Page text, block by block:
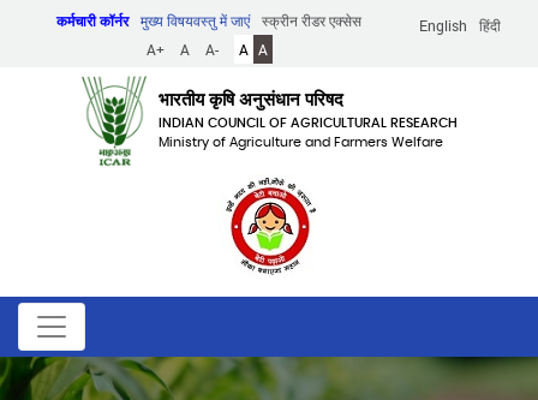
English हिंदी
कर्मचारी कॉर्नर मुख्य विषयवस्तु में जाएं
स्क्रीन रीडर एक्सेस
A+
A A- A A
भारतीय कृषि अनुसंधान परिषद
INDIAN COUNCIL OF AGRICULTURAL RESEARCH
Ministry of Agriculture and Farmers Welfare